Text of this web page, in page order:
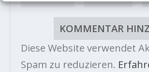
Diese Website verwendet
Spam zu reduzieren.